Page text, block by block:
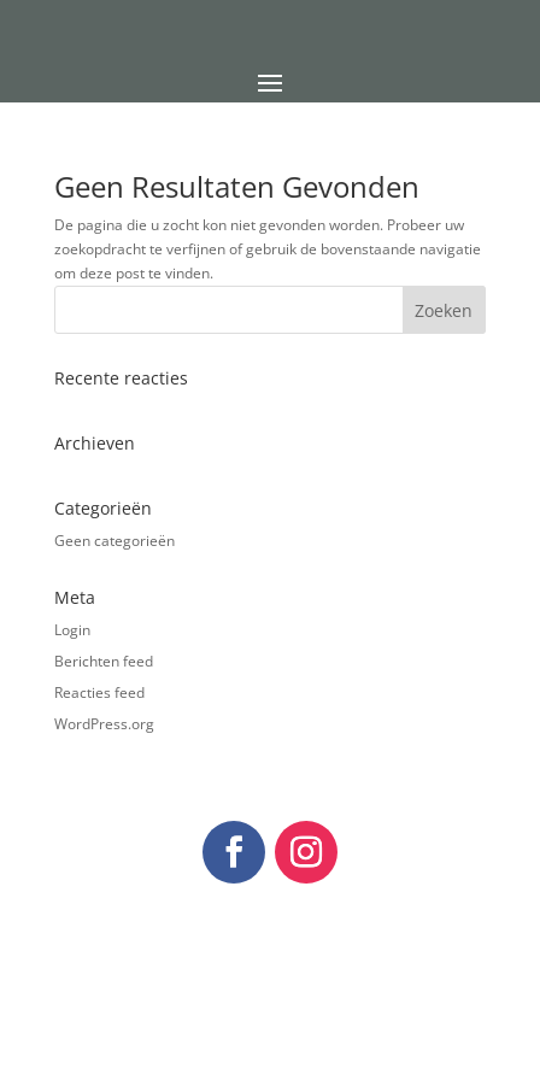
Geen Resultaten Gevonden
De pagina die u zocht kon niet gevonden worden. Probeer uw
zoekopdracht te verfijnen of gebruik de bovenstaande navigatie
om deze post te vinden.
Recente reacties
Archieven
Categorieën
Geen categorieën
Meta
Login
Berichten feed
Reacties feed
WordPress.org